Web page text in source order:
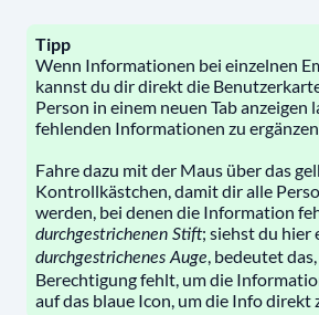
Tipp
Wenn Informationen bei einzelnen
kannst du dir direkt die
Person in einem neuen Tab anzeigen
fehlenden Informationen zu ergänzen.
Fahre dazu mit der Maus über das
Kontrollkästchen, damit dir alle
werden, bei denen die Information
durchgestrichenen Stift; siehst du hier
durchgestrichenes Auge , bedeutet
Berechtigung fehlt, um die
auf das blaue Icon, um die Info direkt